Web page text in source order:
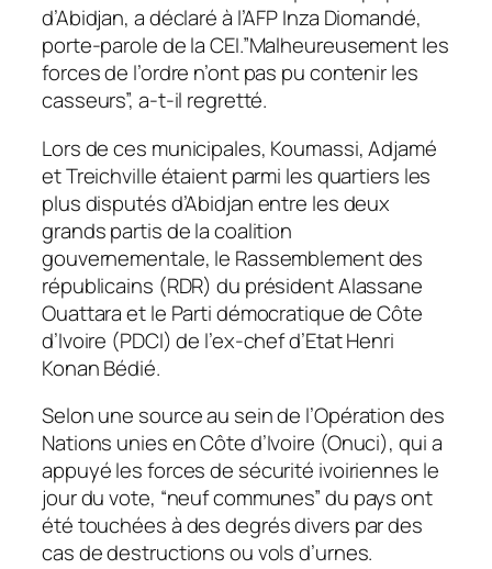
d’Abidjan, a déclaré à l’AFP Inza Diomandé,
porte-parole de la CEI.”Malheureusement les
forces de l’ordre n’ont pas pu contenir les
casseurs”, a-t-il regretté.
Lors de ces municipales, Koumassi, Adjamé
et Treichville étaient parmi les quartiers les
plus disputés d’Abidjan entre les deux
grands partis de la coalition
gouvernementale, le Rassemblement des
républicains (RDR) du président Alassane
Ouattara et le Parti démocratique de Côte
d’Ivoire (PDCI) de l’ex-chef d’Etat Henri
Konan Bédié.
Selon une source au sein de l’Opération des
Nations unies en Côte d’Ivoire (Onuci), qui a
appuyé les forces de sécurité ivoiriennes le
jour du vote, “neuf communes” du pays ont
été touchées à des degrés divers par des
cas de destructions ou vols d’urnes.